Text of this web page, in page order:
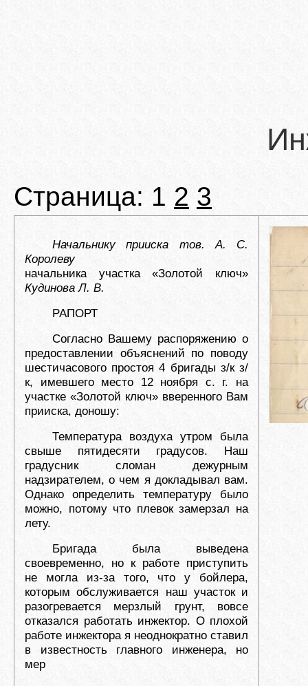
Страница: 1 2 3
Начальнику прииска тов. А. С.
Королеву
начальника участка «Золотой ключ»
Кудинова Л. В.
РАПОРТ
Согласно Вашему распоряжению о
предоставлении объяснений по поводу
шестичасового простоя 4 бригады з/к з/
к, имевшего место 12 ноября с. г. на
участке «Золотой ключ» вверенного Вам
прииска, доношу:
Температура воздуха утром была
свыше пятидесяти градусов. Наш
градусник сломан дежурным
надзирателем, о чем я докладывал вам.
Однако определить температуру было
можно, потому что плевок замерзал на
лету.
Бригада была выведена
своевременно, но к работе приступить
не могла из-за того, что у бойлера,
которым обслуживается наш участок и
разогревается мерзлый грунт, вовсе
отказался работать инжектор. О плохой
работе инжектора я неоднократно ставил
в известность главного инженера, но
мер